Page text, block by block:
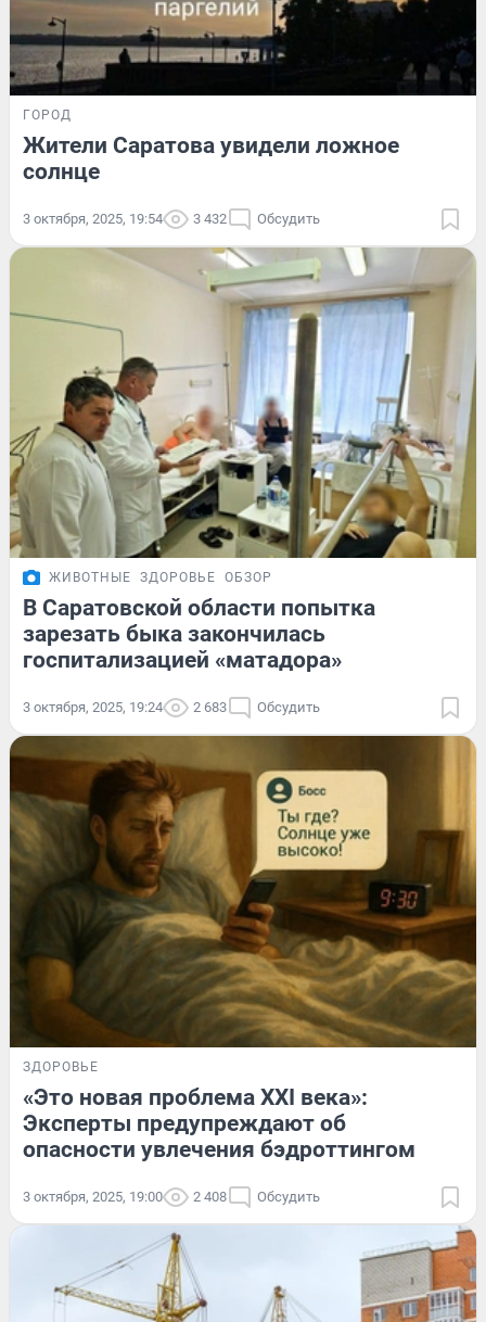
ГОРОД
Жители Саратова увидели ложное
солнце
3 октября, 2025, 19:54 3 432 Обсудить
ЖИВОТНЫЕ ЗДОРОВЬЕ ОБЗОР
В Саратовской области попытка
зарезать быка закончилась
госпитализацией «матадора»
3 октября, 2025, 19:24 2 683 Обсудить
ЗДОРОВЬЕ
«Это новая проблема XXI века»:
Эксперты предупреждают об
опасности увлечения бэдроттингом
3 октября, 2025, 19:00 2 408 Обсудить